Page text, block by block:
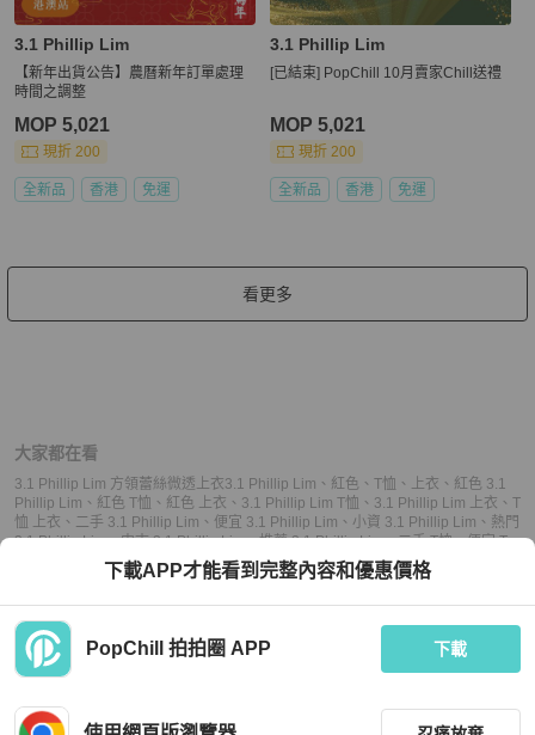
3.1 Phillip Lim
【新年出貨公告】農曆新年訂單處理
時間之調整
MOP 5,021
現折 200
全新品 香港 免運
3.1 Phillip Lim
[已結束] PopChill 10月賣家Chill送禮
MOP 5,021
現折 200
全新品 香港 免運
看更多
大家都在看
3.1 Phillip Lim 方領蕾絲微透上衣3.1 Phillip Lim 、 紅色 、 T恤 、 上衣 、 紅色 3.1
Phillip Lim 、 紅色 T恤 、 紅色 上衣 、 3.1 Phillip Lim T恤 、 3.1 Phillip Lim 上衣 、 T
恤 上衣 、 二手 3.1 Phillip Lim 、 便宜 3.1 Phillip Lim 、 小資 3.1 Phillip Lim 、 熱門
3.1 Phillip Lim、中古 3.1 Phillip Lim、推薦 3.1 Phillip Lim、二手 T恤、便宜 T
、熱門 T恤 、 中古 T恤、推薦 T恤、二手 上衣、便宜 上衣
、 中古 上衣 、推薦 上衣
下載APP才能看到完整內容和優惠價格
PopChill 拍拍圈 APP 下載